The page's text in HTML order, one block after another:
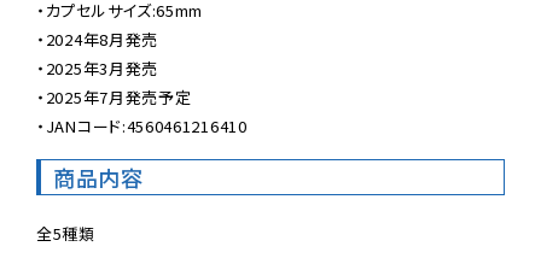
・カプセルサイズ:65mm
・2024年8月発売
・2025年3月発売
・2025年7月発売予定
・JANコード:4560461216410
商品内容
全5種類